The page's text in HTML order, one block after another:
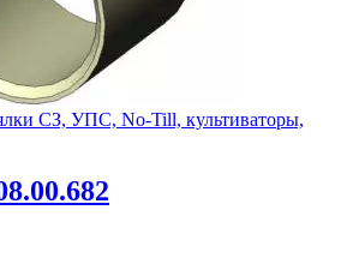
СЗ, УПС, No-Till, культиваторы,